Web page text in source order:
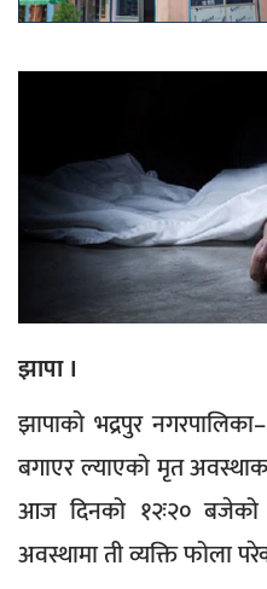
झापा ।
झापाको भद्रपुर
बगाएर ल्याएको मृत
आज दिनको १२ः२०
अवस्थामा ती व्यक्ति फोला